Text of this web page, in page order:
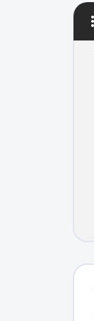
P
s